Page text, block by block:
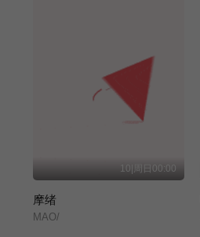
10|周日00:00
摩绪
MAO/